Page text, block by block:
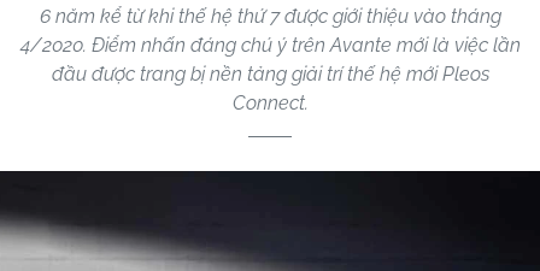
6 năm kể từ khi thế hệ thứ 7 được giới thiệu vào tháng
4/2020. Điểm nhấn đáng chú ý trên Avante mới là việc lần
đầu được trang bị nền tảng giải trí thế hệ mới Pleos
Connect.